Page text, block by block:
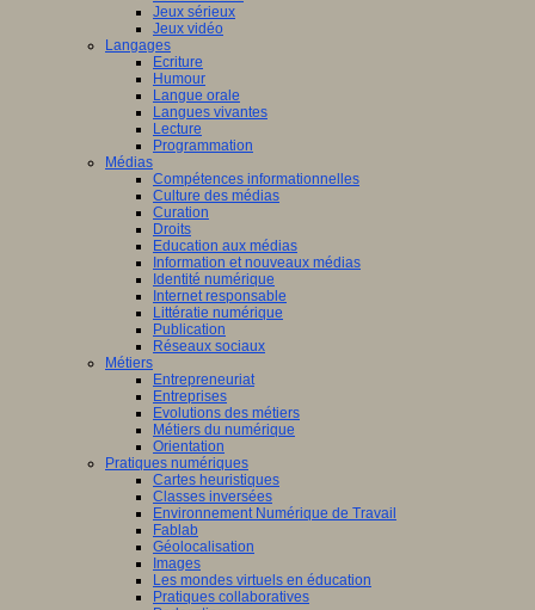
Jeux sérieux
Jeux vidéo
Langages
Ecriture
Humour
Langue orale
Langues vivantes
Lecture
Programmation
Médias
Compétences informationnelles
Culture des médias
Curation
Droits
Education aux médias
Information et nouveaux médias
Identité numérique
Internet responsable
Littératie numérique
Publication
Réseaux sociaux
Métiers
Entrepreneuriat
Entreprises
Evolutions des métiers
Métiers du numérique
Orientation
Pratiques numériques
Cartes heuristiques
Classes inversées
Environnement Numérique de Travail
Fablab
Géolocalisation
Images
Les mondes virtuels en éducation
Pratiques collaboratives